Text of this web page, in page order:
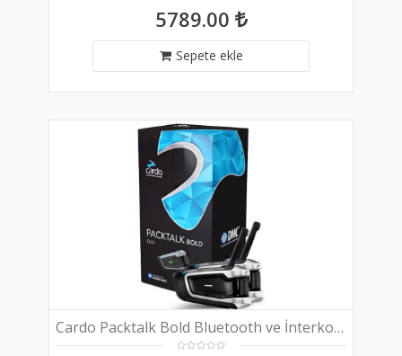
5789.00
Sepete ekle
Cardo Packtalk Bold Bluetooth ve İnterkom (İkili Paket)